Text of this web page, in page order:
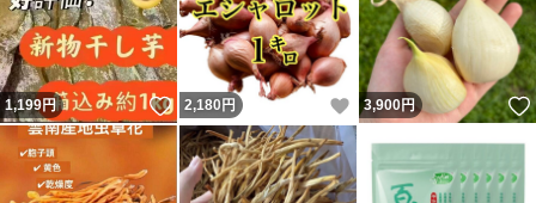
1,199円 いいね！
2,180 円 いいね！
3,900円